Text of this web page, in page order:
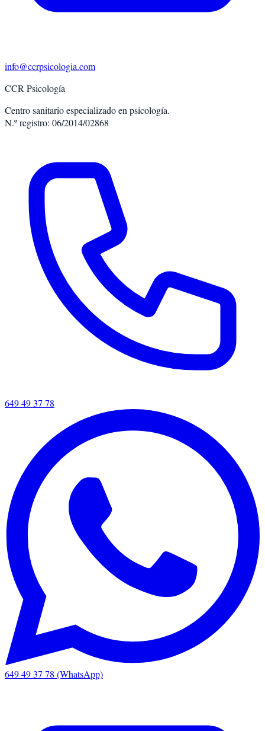
info@ccrpsicologia.com
CCR Psicología
Centro sanitario especializado en psicología.
N.º registro: 06/2014/02868
649 49 37 78
649 49 37 78 (WhatsApp)